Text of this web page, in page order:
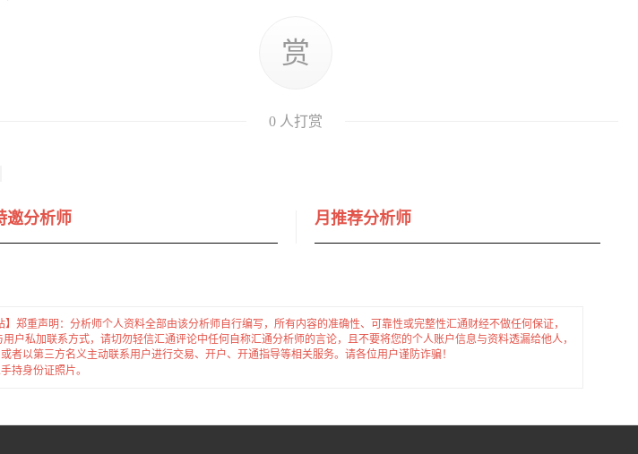
赏
0 人打赏
邀分析师 月推荐分析师
郑重声明：分析师个人资料全部由该分析师自行编写，所有内容的准确性、可靠性或完整性汇通财经不做任何保证，
私加联系方式，请切勿轻信汇通评论中任何自称汇通分析师的言论，且不要将您的个人账户信息与资料透漏给他人，
以第三方名义主动联系用户进行交易、开户、开通指导等相关服务。请各位用户谨防诈骗！
持身份证照片。